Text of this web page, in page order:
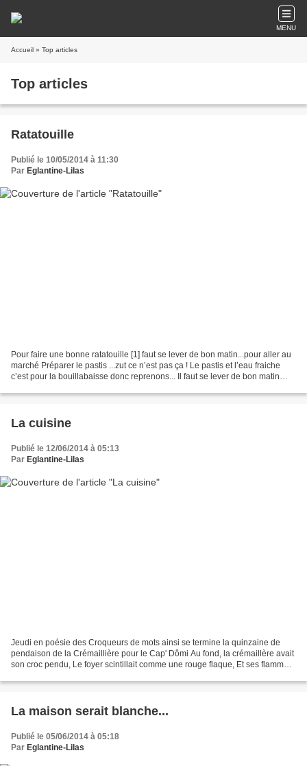
MENU
Accueil » Top articles
Top articles
Ratatouille
Publié le 10/05/2014 à 11:30
Par Eglantine-Lilas
Pour faire une bonne ratatouille [1] faut se lever de bon matin...pour aller au
marché Préparer le pastis ...zut ce n’est pas ça ! Le pastis et l’eau fraiche
c’est pour la bouillabaisse donc reprenons... Il faut se lever de bon matin
La cuisine
Publié le 12/06/2014 à 05:13
Par Eglantine-Lilas
Jeudi en poésie des Croqueurs de mots ainsi se termine la quinzaine de
pendaison de la Crémaillière pour le Cap' Dômi Au fond, la crémaillère avait
son croc pendu, Le foyer scintillait comme une rouge flaque, Et ses flammes,
La maison serait blanche...
Publié le 05/06/2014 à 05:18
Par Eglantine-Lilas